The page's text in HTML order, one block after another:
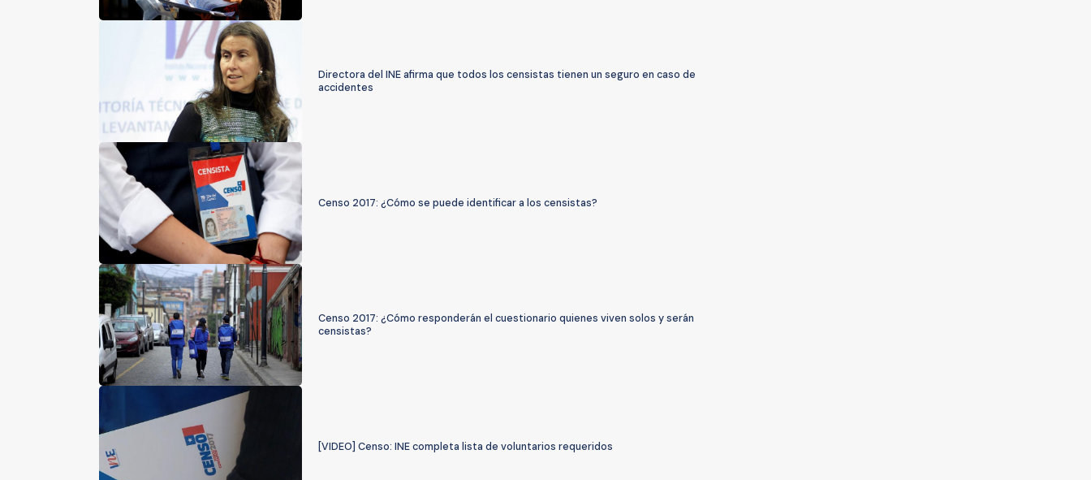
Directora del INE afirma que todos los censistas tienen un seguro en caso de
accidentes
Censo 2017: ¿Cómo se puede identificar a los censistas?
Censo 2017: ¿Cómo responderán el cuestionario quienes viven solos y serán
censistas?
[VIDEO] Censo: INE completa lista de voluntarios requeridos